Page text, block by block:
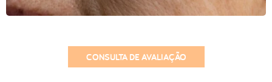
Tratamentos para o
melasma